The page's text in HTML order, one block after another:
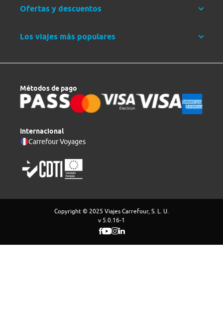
Ofertas y descuentos
Los viajes más populares
Métodos de pago
Internacional
Carrefour Voyages
Copyright © 2025 Viajes Carrefour, S. L. U.
v 5.0.16-1